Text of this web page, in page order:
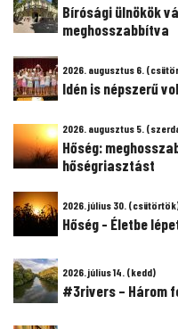
Bírósági ülnökök
meghosszabbítva
2026. augusztus 6.
Idén is népszerű
2026. augusztus 5.
Hőség:
hőségriasztást
2026. július 30.
Hőség - Életbe
2026. július 14. (kedd)
#3rivers – Három